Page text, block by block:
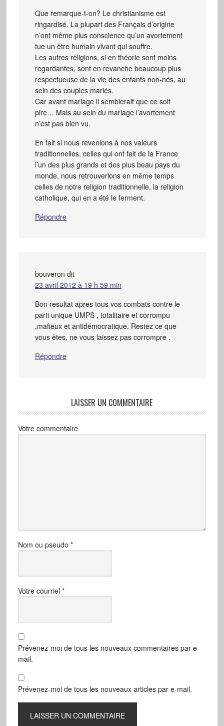
Que remarque-t-on? Le christianisme est
ringardisé. La plupart des Français d’origine
n’ont même plus conscience qu’un avortement
tue un être humain vivant qui souffre.
Les autres religions, si en théorie sont moins
regardantes, sont en revanche beaucoup plus
respectueuse de la vie des enfants non-nés, au
sein des couples mariés.
Car avant mariage il semblerait que ce soit
pire… Mais au sein du mariage l’avortement
n’est pas bien vu.
En fait si nous revenions à nos valeurs
traditionnelles, celles qui ont fait de la France
l’un des plus grands et des plus beau pays du
monde, nous retrouverions en même temps
celles de notre religion traditionnelle, la religion
catholique, qui en a été le ferment.
Répondre
bouveron dit
23 avril 2012 à 19 h 59 min
Bon resultat apres tous vos combats contre le
parti unique UMPS , totalitaire et corrompu
,mafieux et antidémocratique. Restez ce que
vous êtes, ne vous laissez pas corrompre .
Répondre
LAISSER UN COMMENTAIRE
Votre commentaire
Nom ou pseudo *
Votre courriel *
Prévenez-moi de tous les nouveaux commentaires par e-
mail.
Prévenez-moi de tous les nouveaux articles par e-mail.